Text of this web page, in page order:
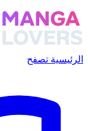
الرئيسية تصفح